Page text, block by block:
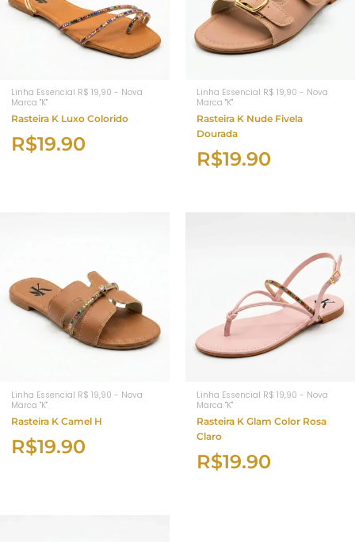
Linha Essencial R$ 19,90 - Nova
Marca "K"
Rasteira K Luxo Colorido
R$19.90
Linha Essencial R$ 19,90 - Nova
Marca "K"
Rasteira K Nude Fivela
Dourada
R$19.90
Linha Essencial R$ 19,90 - Nova
Marca "K"
Rasteira K Camel H
R$19.90
Linha Essencial R$ 19,90 - Nova
Marca "K"
Rasteira K Glam Color Rosa
Claro
R$19.90